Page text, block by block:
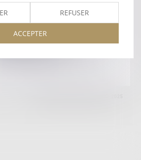
Mentions légalesPlan du site
Martyrs du Lycée Buffon, 75014 PARIS
REFUSER
ACCEPTER